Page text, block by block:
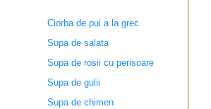
Ciorba de pui a la grec
Supa de salata
Supa de rosii cu perisoare
Supa de gulii
Supa de chimen